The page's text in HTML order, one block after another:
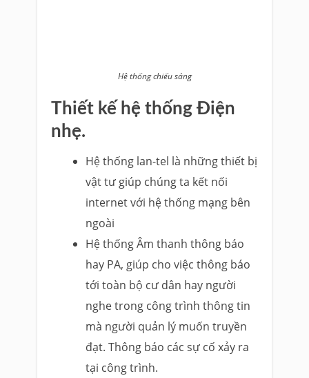
Hệ thống chiếu sáng
Thiết kế hệ thống Điện
nhẹ.
Hệ thống lan-tel là những thiết bị
vật tư giúp chúng ta kết nối
internet với hệ thống mạng bên
ngoài
Hệ thống Âm thanh thông báo
hay PA, giúp cho việc thông báo
tới toàn bộ cư dân hay người
nghe trong công trình thông tin
mà người quản lý muốn truyền
đạt. Thông báo các sự cố xảy ra
tại công trình.